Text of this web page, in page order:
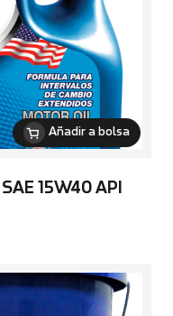
Añadir a bolsa
15W40 API